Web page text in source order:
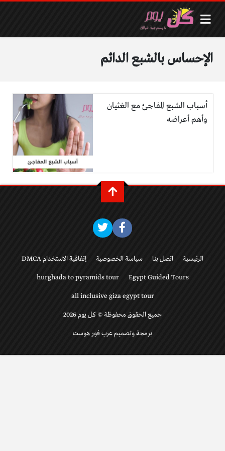
الإحساس بالشبع الدائم
أسباب الشبع المفاجئ مع الغثيان
وأهم أعراضه
الرئيسية اتصل بنا سياسة الخصوصية إتفاقية الاستخدام DMCA
Egypt Guided Tours
hurghada to pyramids tour
all inclusive giza egypt tour
جميع الحقوق محفوظة © كل يوم 2026
برمجة وتصميم عرب فور هوست